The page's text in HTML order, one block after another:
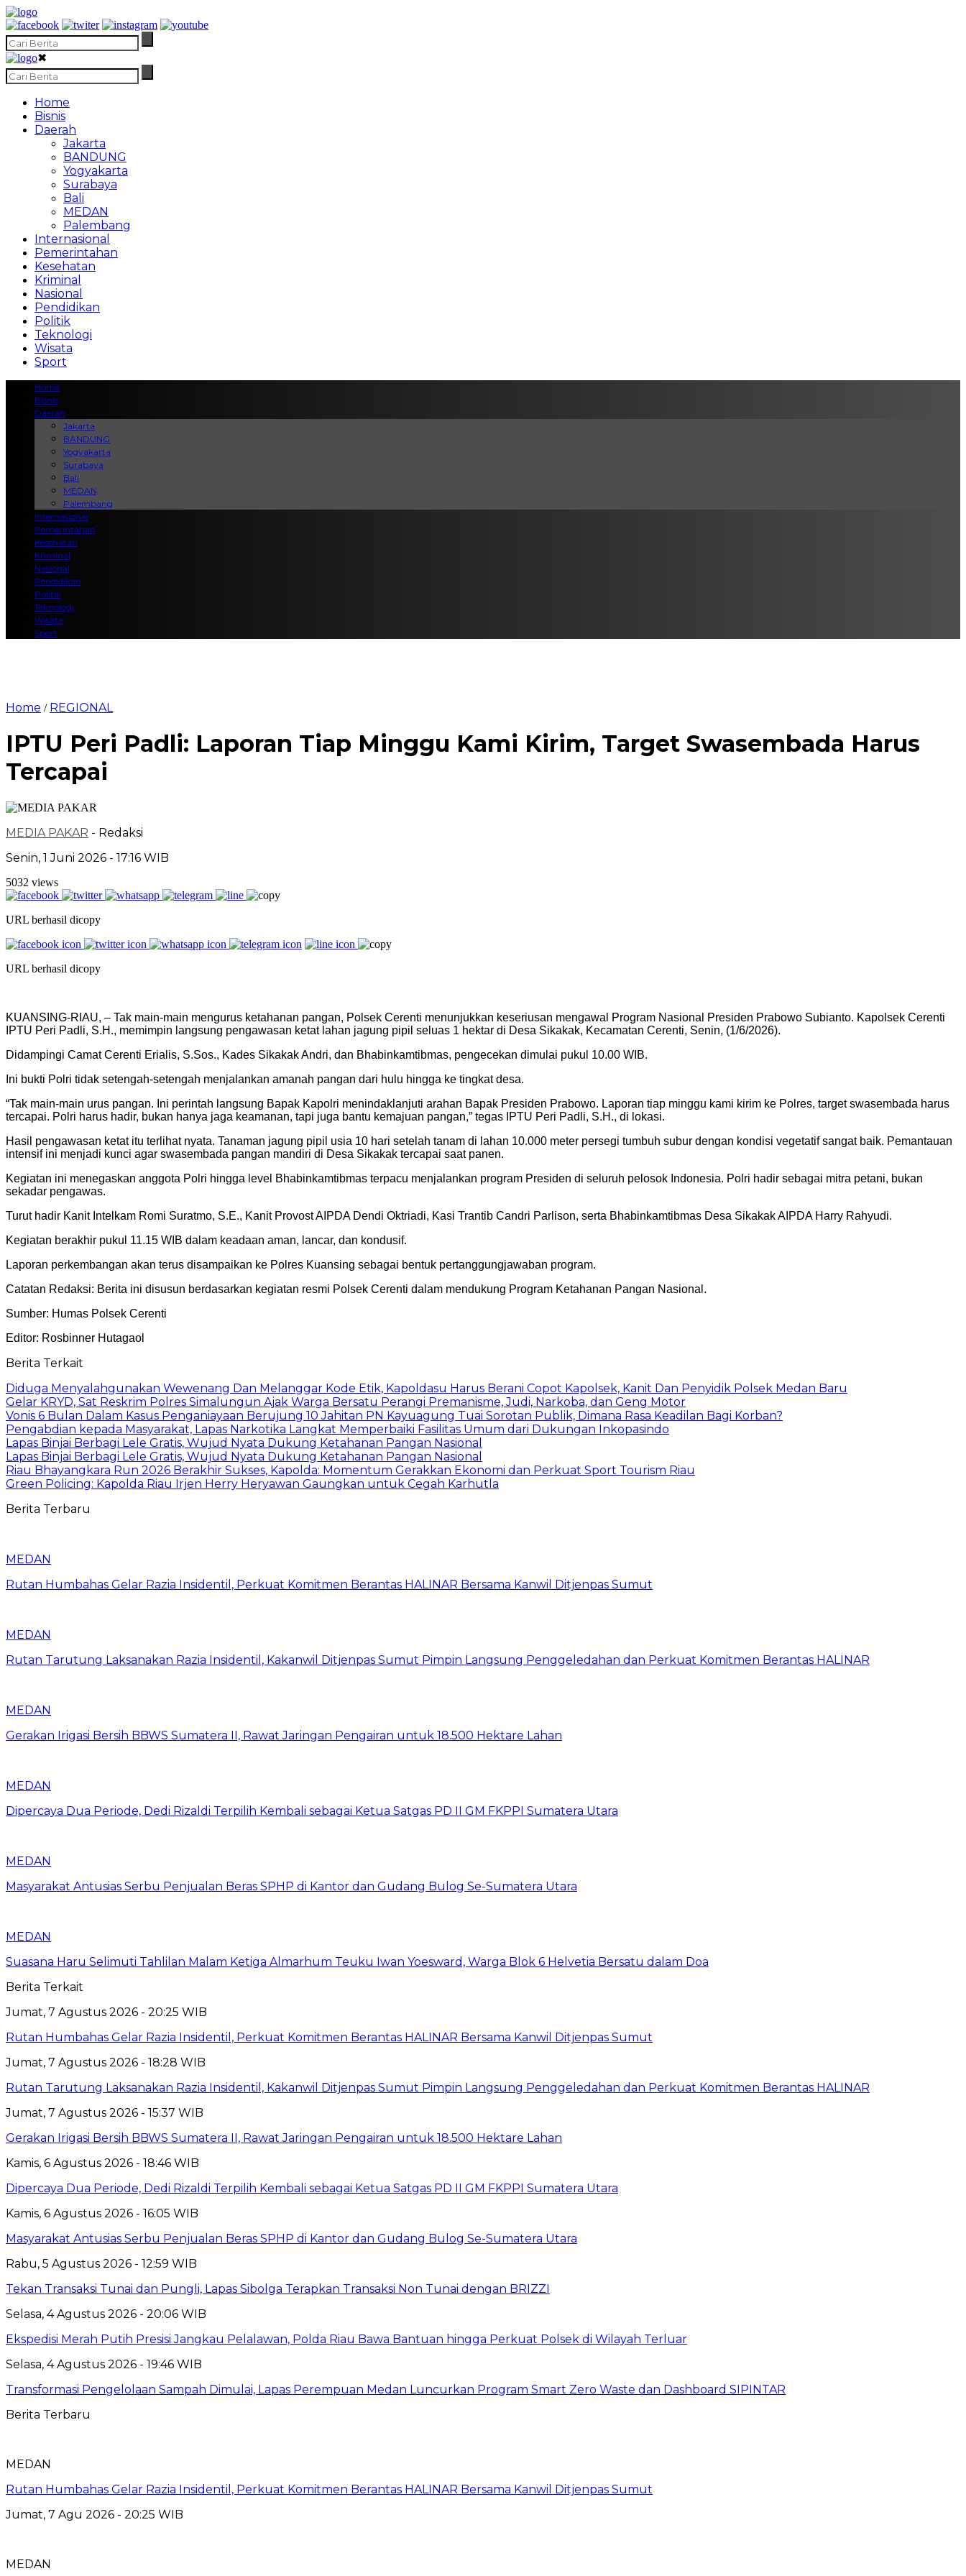
✖
Home
Bisnis
Daerah
Jakarta
BANDUNG
Yogyakarta
Surabaya
Bali
MEDAN
Palembang
Internasional
Pemerintahan
Kesehatan
Kriminal
Nasional
Pendidikan
Politik
Teknologi
Wisata
Sport
Home
Bisnis
Daerah
Jakarta
BANDUNG
Yogyakarta
Surabaya
Bali
MEDAN
Palembang
Internasional
Pemerintahan
Kesehatan
Kriminal
Nasional
Pendidikan
Politik
Teknologi
Wisata
Sport
Home / REGIONAL
IPTU Peri Padli: Laporan Tiap Minggu Kami Kirim, Target Swasembada Harus
Tercapai
MEDIA PAKAR - Redaksi
Senin, 1 Juni 2026 - 17:16 WIB
5032 views
URL berhasil dicopy
URL berhasil dicopy
KUANSING-RIAU, – Tak main-main mengurus ketahanan pangan, Polsek Cerenti menunjukkan keseriusan mengawal Program Nasional Presiden Prabowo Subianto. Kapolsek Cerenti
IPTU Peri Padli, S.H., memimpin langsung pengawasan ketat lahan jagung pipil seluas 1 hektar di Desa Sikakak, Kecamatan Cerenti, Senin, (1/6/2026).
Didampingi Camat Cerenti Erialis, S.Sos., Kades Sikakak Andri, dan Bhabinkamtibmas, pengecekan dimulai pukul 10.00 WIB.
Ini bukti Polri tidak setengah-setengah menjalankan amanah pangan dari hulu hingga ke tingkat desa.
“Tak main-main urus pangan. Ini perintah langsung Bapak Kapolri menindaklanjuti arahan Bapak Presiden Prabowo. Laporan tiap minggu kami kirim ke Polres, target swasembada harus
tercapai. Polri harus hadir, bukan hanya jaga keamanan, tapi juga bantu kemajuan pangan,” tegas IPTU Peri Padli, S.H., di lokasi.
Hasil pengawasan ketat itu terlihat nyata. Tanaman jagung pipil usia 10 hari setelah tanam di lahan 10.000 meter persegi tumbuh subur dengan kondisi vegetatif sangat baik. Pemantauan
intensif ini menjadi kunci agar swasembada pangan mandiri di Desa Sikakak tercapai saat panen.
Kegiatan ini menegaskan anggota Polri hingga level Bhabinkamtibmas terpacu menjalankan program Presiden di seluruh pelosok Indonesia. Polri hadir sebagai mitra petani, bukan
sekadar pengawas.
Turut hadir Kanit Intelkam Romi Suratmo, S.E., Kanit Provost AIPDA Dendi Oktriadi, Kasi Trantib Candri Parlison, serta Bhabinkamtibmas Desa Sikakak AIPDA Harry Rahyudi.
Kegiatan berakhir pukul 11.15 WIB dalam keadaan aman, lancar, dan kondusif.
Laporan perkembangan akan terus disampaikan ke Polres Kuansing sebagai bentuk pertanggungjawaban program.
Catatan Redaksi: Berita ini disusun berdasarkan kegiatan resmi Polsek Cerenti dalam mendukung Program Ketahanan Pangan Nasional.
Sumber: Humas Polsek Cerenti
Editor: Rosbinner Hutagaol
Berita Terkait
Diduga Menyalahgunakan Wewenang Dan Melanggar Kode Etik, Kapoldasu Harus Berani Copot Kapolsek, Kanit Dan Penyidik Polsek Medan Baru
Gelar KRYD, Sat Reskrim Polres Simalungun Ajak Warga Bersatu Perangi Premanisme, Judi, Narkoba, dan Geng Motor
Vonis 6 Bulan Dalam Kasus Penganiayaan Berujung 10 Jahitan PN Kayuagung Tuai Sorotan Publik, Dimana Rasa Keadilan Bagi Korban?
Pengabdian kepada Masyarakat, Lapas Narkotika Langkat Memperbaiki Fasilitas Umum dari Dukungan Inkopasindo
Lapas Binjai Berbagi Lele Gratis, Wujud Nyata Dukung Ketahanan Pangan Nasional
Lapas Binjai Berbagi Lele Gratis, Wujud Nyata Dukung Ketahanan Pangan Nasional
Riau Bhayangkara Run 2026 Berakhir Sukses, Kapolda: Momentum Gerakkan Ekonomi dan Perkuat Sport Tourism Riau
Green Policing: Kapolda Riau Irjen Herry Heryawan Gaungkan untuk Cegah Karhutla
Berita Terbaru
MEDAN
Rutan Humbahas Gelar Razia Insidentil, Perkuat Komitmen Berantas HALINAR Bersama Kanwil Ditjenpas Sumut
MEDAN
Rutan Tarutung Laksanakan Razia Insidentil, Kakanwil Ditjenpas Sumut Pimpin Langsung Penggeledahan dan Perkuat Komitmen Berantas HALINAR
MEDAN
Gerakan Irigasi Bersih BBWS Sumatera II, Rawat Jaringan Pengairan untuk 18.500 Hektare Lahan
MEDAN
Dipercaya Dua Periode, Dedi Rizaldi Terpilih Kembali sebagai Ketua Satgas PD II GM FKPPI Sumatera Utara
MEDAN
Masyarakat Antusias Serbu Penjualan Beras SPHP di Kantor dan Gudang Bulog Se-Sumatera Utara
MEDAN
Suasana Haru Selimuti Tahlilan Malam Ketiga Almarhum Teuku Iwan Yoesward, Warga Blok 6 Helvetia Bersatu dalam Doa
Berita Terkait
Jumat, 7 Agustus 2026 - 20:25 WIB
Rutan Humbahas Gelar Razia Insidentil, Perkuat Komitmen Berantas HALINAR Bersama Kanwil Ditjenpas Sumut
Jumat, 7 Agustus 2026 - 18:28 WIB
Rutan Tarutung Laksanakan Razia Insidentil, Kakanwil Ditjenpas Sumut Pimpin Langsung Penggeledahan dan Perkuat Komitmen Berantas HALINAR
Jumat, 7 Agustus 2026 - 15:37 WIB
Gerakan Irigasi Bersih BBWS Sumatera II, Rawat Jaringan Pengairan untuk 18.500 Hektare Lahan
Kamis, 6 Agustus 2026 - 18:46 WIB
Dipercaya Dua Periode, Dedi Rizaldi Terpilih Kembali sebagai Ketua Satgas PD II GM FKPPI Sumatera Utara
Kamis, 6 Agustus 2026 - 16:05 WIB
Masyarakat Antusias Serbu Penjualan Beras SPHP di Kantor dan Gudang Bulog Se-Sumatera Utara
Rabu, 5 Agustus 2026 - 12:59 WIB
Tekan Transaksi Tunai dan Pungli, Lapas Sibolga Terapkan Transaksi Non Tunai dengan BRIZZI
Selasa, 4 Agustus 2026 - 20:06 WIB
Ekspedisi Merah Putih Presisi Jangkau Pelalawan, Polda Riau Bawa Bantuan hingga Perkuat Polsek di Wilayah Terluar
Selasa, 4 Agustus 2026 - 19:46 WIB
Transformasi Pengelolaan Sampah Dimulai, Lapas Perempuan Medan Luncurkan Program Smart Zero Waste dan Dashboard SIPINTAR
Berita Terbaru
MEDAN
Rutan Humbahas Gelar Razia Insidentil, Perkuat Komitmen Berantas HALINAR Bersama Kanwil Ditjenpas Sumut
Jumat, 7 Agu 2026 - 20:25 WIB
MEDAN